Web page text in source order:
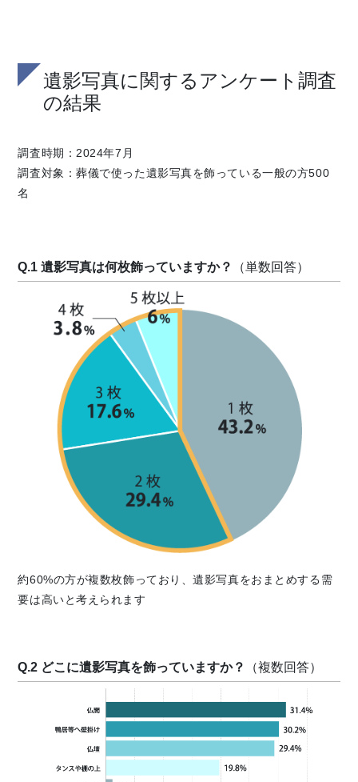
遺影写真に関するアンケート調査
の結果
調査時期：2024年7月
調査対象：葬儀で使った遺影写真を飾っている一般の方500
名
Q.1 遺影写真は何枚飾っていますか？ （単数回答）
約60%の方が複数枚飾っており、遺影写真をおまとめする需
要は高いと考えられます
Q.2 どこに遺影写真を飾っていますか？ （複数回答）